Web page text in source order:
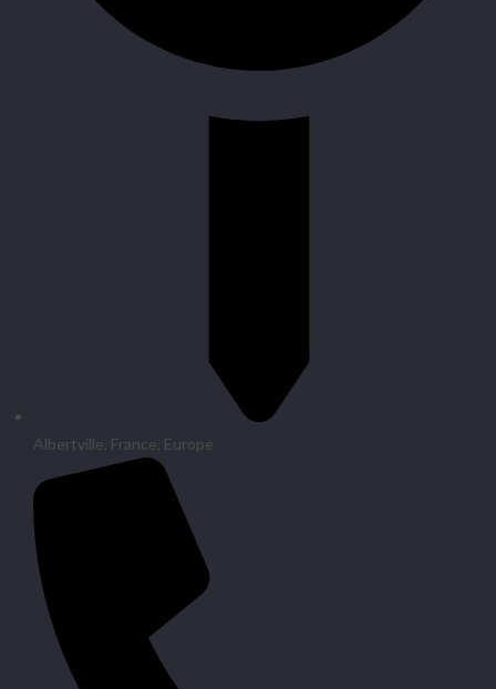
Albertville, France, Europe